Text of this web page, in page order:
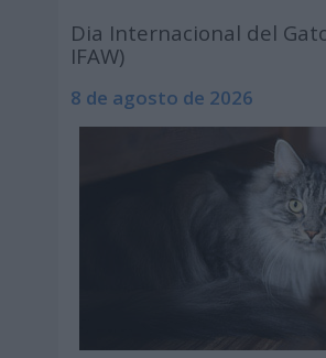
Dia Internacional del
IFAW)
8 de agosto de 2026